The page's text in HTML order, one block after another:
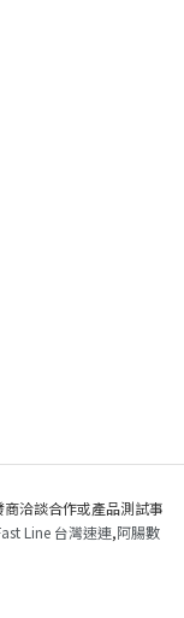
洽談合作或產品測試事
Line 台灣速連,阿腸數